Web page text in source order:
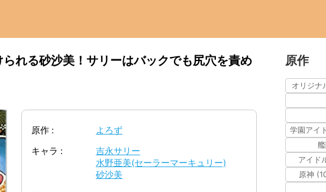
れる砂沙美！サリーはバックでも尻穴を責め
原作
よろず
キャラ
吉永サリー
水野亜美(セーラーマーキュリー)
砂沙美
原作
オリジナ
学園アイ
アイド
原神